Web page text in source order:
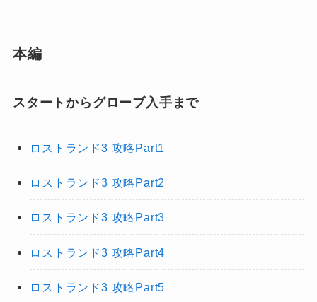
本編
スタートからグローブ入手まで
ロストランド3 攻略Part1
ロストランド3 攻略Part2
ロストランド3 攻略Part3
ロストランド3 攻略Part4
ロストランド3 攻略Part5